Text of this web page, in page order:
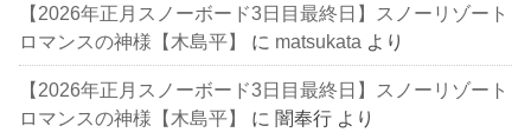
【2026年正月スノーボード3日目最終日】スノーリゾート
ロマンスの神様【木島平】
に matsukata より
【2026年正月スノーボード3日目最終日】スノーリゾート
ロマンスの神様【木島平】
に闇奉行 より